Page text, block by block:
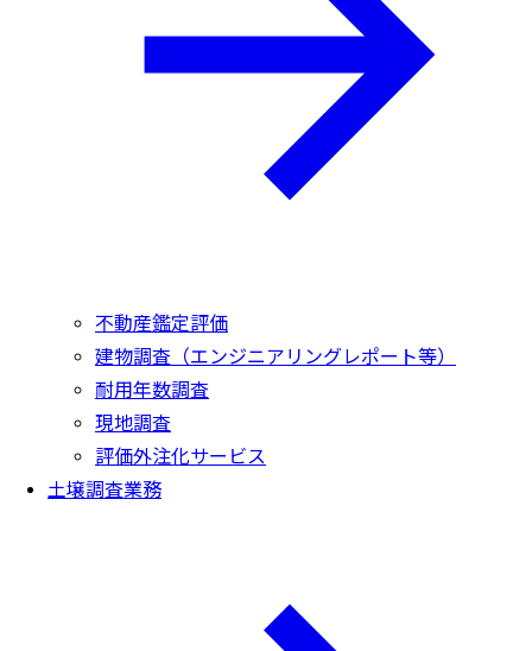
不動産鑑定評価
建物調査（エンジニアリングレポート等）
耐用年数調査
現地調査
評価外注化サービス
土壌調査業務